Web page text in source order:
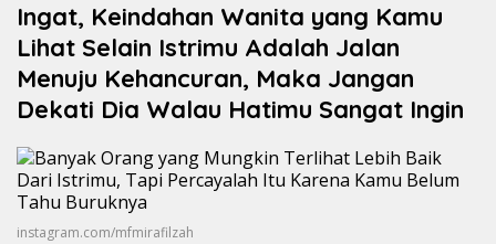
Ingat, Keindahan Wanita yang Kamu
Lihat Selain Istrimu Adalah Jalan
Menuju Kehancuran, Maka Jangan
Dekati Dia Walau Hatimu Sangat Ingin
instagram.com/mfmirafilzah